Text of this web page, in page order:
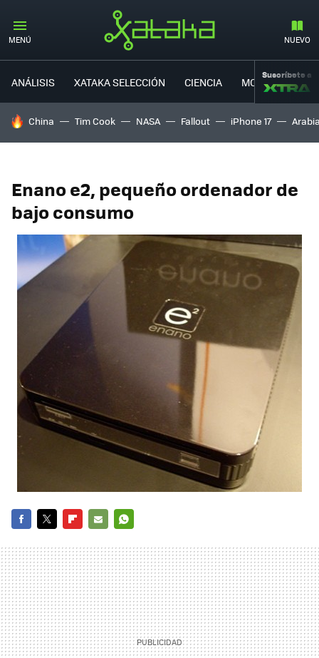
MENÚ NUEVO
ANÁLISIS XATAKA SELECCIÓN CIENCIA MOVILIDAD
Suscríbete a
HOY SE HABLA DE
China Tim Cook NASA Fallout iPhone 17
Enano e2, pequeño ordenador de
bajo consumo
MAIL